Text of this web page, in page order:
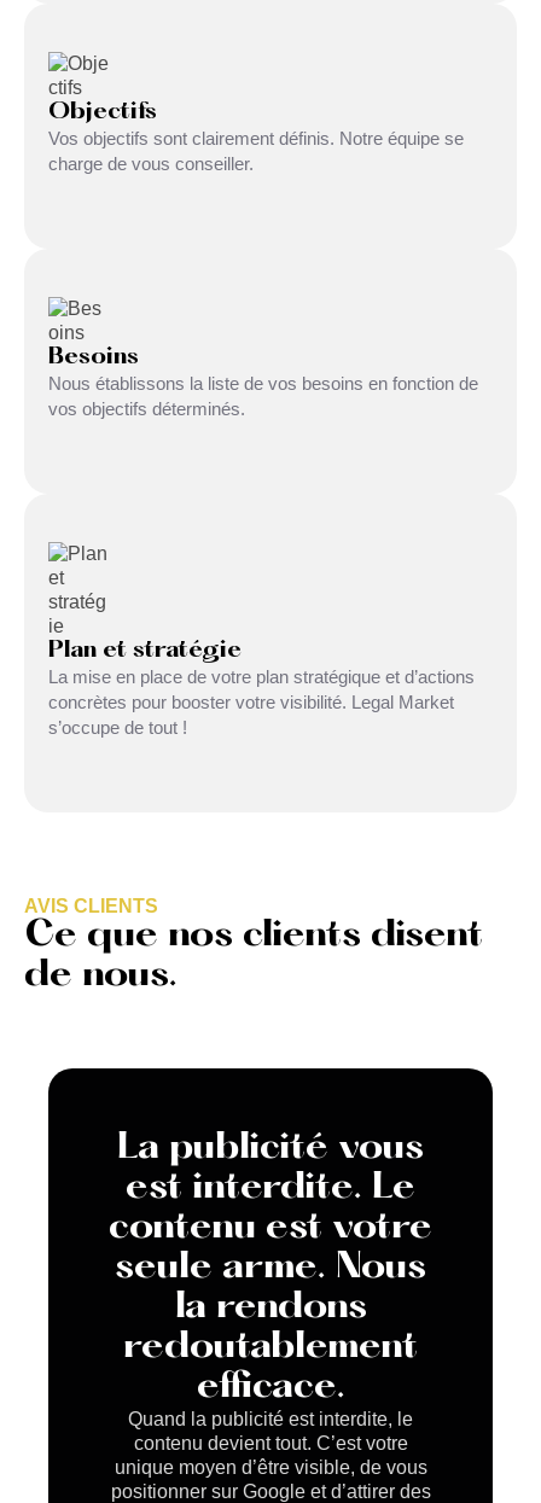
Objectifs
Vos objectifs sont clairement définis. Notre équipe se
charge de vous conseiller.
Besoins
Nous établissons la liste de vos besoins en fonction de
vos objectifs déterminés.
Plan et stratégie
La mise en place de votre plan stratégique et d’actions
concrètes pour booster votre visibilité. Legal Market
s’occupe de tout !
AVIS CLIENTS
Ce que nos clients disent
de nous.
La publicité vous
est interdite. Le
contenu est votre
seule arme. Nous
la rendons
redoutablement
efficace.
Quand la publicité est interdite, le
contenu devient tout. C’est votre
unique moyen d’être visible, de vous
positionner sur Google et d’attirer des